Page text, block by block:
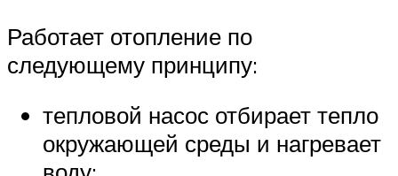
Работает отопление по
следующему принципу:
тепловой насос отбирает тепло
окружающей среды и нагревает